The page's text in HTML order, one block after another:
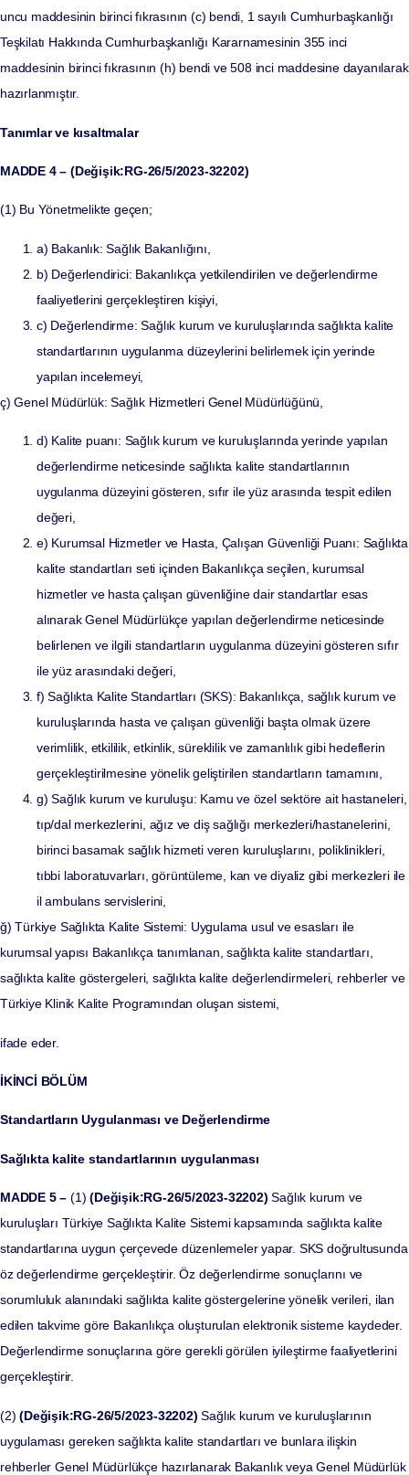
uncu maddesinin birinci fıkrasının (c) bendi, 1 sayılı Cumhurbaşkanlığı
Teşkilatı Hakkında Cumhurbaşkanlığı Kararnamesinin 355 inci
maddesinin birinci fıkrasının (h) bendi ve 508 inci maddesine dayanılarak
hazırlanmıştır.
Tanımlar ve kısaltmalar
MADDE 4 – (Değişik:RG-26/5/2023-32202)
(1) Bu Yönetmelikte geçen;
a) Bakanlık: Sağlık Bakanlığını,
b) Değerlendirici: Bakanlıkça yetkilendirilen ve değerlendirme
faaliyetlerini gerçekleştiren kişiyi,
c) Değerlendirme: Sağlık kurum ve kuruluşlarında sağlıkta kalite
standartlarının uygulanma düzeylerini belirlemek için yerinde
yapılan incelemeyi,
ç) Genel Müdürlük: Sağlık Hizmetleri Genel Müdürlüğünü,
d) Kalite puanı: Sağlık kurum ve kuruluşlarında yerinde yapılan
değerlendirme neticesinde sağlıkta kalite standartlarının
uygulanma düzeyini gösteren, sıfır ile yüz arasında tespit edilen
değeri,
e) Kurumsal Hizmetler ve Hasta, Çalışan Güvenliği Puanı: Sağlıkta
kalite standartları seti içinden Bakanlıkça seçilen, kurumsal
hizmetler ve hasta çalışan güvenliğine dair standartlar esas
alınarak Genel Müdürlükçe yapılan değerlendirme neticesinde
belirlenen ve ilgili standartların uygulanma düzeyini gösteren sıfır
ile yüz arasındaki değeri,
f) Sağlıkta Kalite Standartları (SKS): Bakanlıkça, sağlık kurum ve
kuruluşlarında hasta ve çalışan güvenliği başta olmak üzere
verimlilik, etkililik, etkinlik, süreklilik ve zamanlılık gibi hedeflerin
gerçekleştirilmesine yönelik geliştirilen standartların tamamını,
g) Sağlık kurum ve kuruluşu: Kamu ve özel sektöre ait hastaneleri,
tıp/dal merkezlerini, ağız ve diş sağlığı merkezleri/hastanelerini,
birinci basamak sağlık hizmeti veren kuruluşlarını, poliklinikleri,
tıbbi laboratuvarları, görüntüleme, kan ve diyaliz gibi merkezleri ile
il ambulans servislerini,
ğ) Türkiye Sağlıkta Kalite Sistemi: Uygulama usul ve esasları ile
kurumsal yapısı Bakanlıkça tanımlanan, sağlıkta kalite standartları,
sağlıkta kalite göstergeleri, sağlıkta kalite değerlendirmeleri, rehberler ve
Türkiye Klinik Kalite Programından oluşan sistemi,
ifade eder.
İKİNCİ BÖLÜM
Standartların Uygulanması ve Değerlendirme
Sağlıkta kalite standartlarının uygulanması
MADDE 5 – (1)(Değişik:RG-26/5/2023-32202) Sağlık kurum ve
kuruluşları Türkiye Sağlıkta Kalite Sistemi kapsamında sağlıkta kalite
standartlarına uygun çerçevede düzenlemeler yapar. SKS doğrultusunda
öz değerlendirme gerçekleştirir. Öz değerlendirme sonuçlarını ve
sorumluluk alanındaki sağlıkta kalite göstergelerine yönelik verileri, ilan
edilen takvime göre Bakanlıkça oluşturulan elektronik sisteme kaydeder.
Değerlendirme sonuçlarına göre gerekli görülen iyileştirme faaliyetlerini
gerçekleştirir.
(2)(Değişik:RG-26/5/2023-32202) Sağlık kurum ve kuruluşlarının
uygulaması gereken sağlıkta kalite standartları ve bunlara ilişkin
rehberler Genel Müdürlükçe hazırlanarak Bakanlık veya Genel Müdürlük